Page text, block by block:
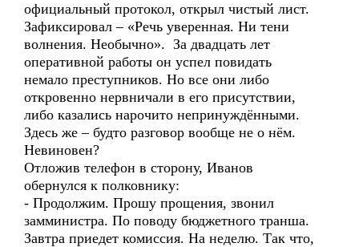
официальный протокол, открыл чистый лист.
Зафиксировал – «Речь уверенная. Ни тени
волнения. Необычно». За двадцать лет
оперативной работы он успел повидать
немало преступников. Но все они либо
откровенно нервничали в его присутствии,
либо казались нарочито непринуждёнными.
Здесь же – будто разговор вообще не о нём.
Невиновен?
Отложив телефон в сторону, Иванов
обернулся к полковнику:
- Продолжим. Прошу прощения, звонил
замминистра. По поводу бюджетного транша.
Завтра приедет комиссия. На неделю. Так что,